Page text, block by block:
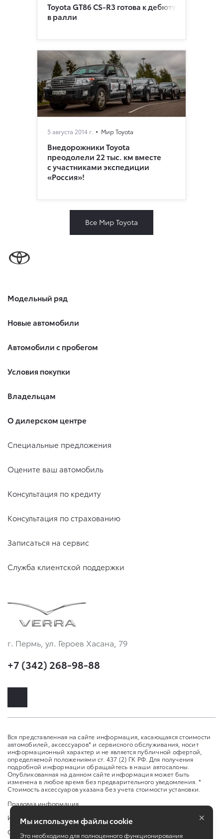
Toyota GT86 CS-R3 готова к дебюту
в ралли
5 августа 2014 г. Мир Toyota
Внедорожники Toyota
преодолели 22 тыс. км вместе
с участниками экспедиции
«Россия»!
Все Мир Toyota
Модельный ряд
Новые автомобили
Автомобили с пробегом
Условия покупки
Владельцам
О дилерском центре
Специальные предложения
Оцените ваш автомобиль
Консультация по кредиту
Консультация по страхованию
Записаться на сервис
Служба клиентской поддержки
г. Пермь, ул. Героев Хасана, 79
+7 (342) 268-98-88
Вся представленная на сайте информация, касающаяся стоимости
автомобилей, аксессуаров* и сервисного обслуживания, носит
информационный характер и не является публичной офертой,
определяемой положениями ст. 437 (2) ГК РФ. Для получения
подробной информации обращайтесь в наши автосалоны.
Опубликованная на данном сайте информация может быть
изменена в любое время без предварительного уведомления. *
Стоимость аксессуаров указана без учета стоимости установки.
Правовая информация
Изменить настройку cookies
Сбросить cookie
Мы используем файлы cookie
Это необходимо для полноценного функционирования
×